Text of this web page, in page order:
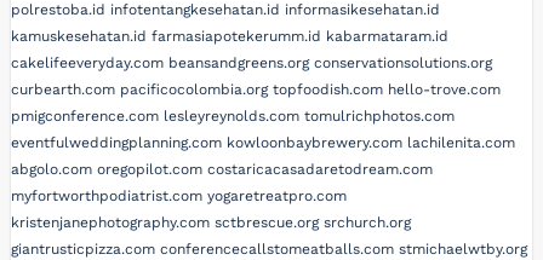
polrestoba.id infotentangkesehatan.id informasikesehatan.id
kamuskesehatan.id farmasiapotekerumm.id kabarmataram.id
cakelifeeveryday.com beansandgreens.org conservationsolutions.org
curbearth.com pacificocolombia.org topfoodish.com hello-trove.com
pmigconference.com lesleyreynolds.com tomulrichphotos.com
eventfulweddingplanning.com kowloonbaybrewery.com lachilenita.com
abgolo.com oregopilot.com costaricacasadaretodream.com
myfortworthpodiatrist.com yogaretreatpro.com
kristenjanephotography.com sctbrescue.org srchurch.org
giantrusticpizza.com conferencecallstomeatballs.com stmichaelwtby.org